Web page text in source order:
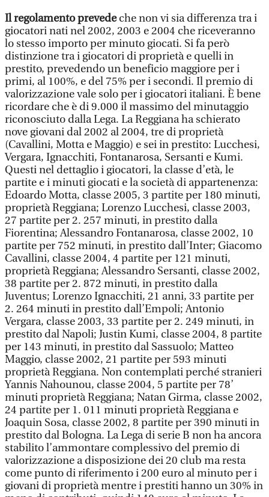
Il regolamento prevedeche non vi sia differenza tra i
giocatori nati nel 2002, 2003 e 2004 che riceveranno
lo stesso importo per minuto giocati. Si fa però
distinzione tra i giocatori di proprietà e quelli in
prestito, prevedendo un beneficio maggiore per i
primi, al 100%, e del 75% per i secondi. Il premio di
valorizzazione vale solo per i giocatori italiani. È bene
ricordare che è di 9.000 il massimo del minutaggio
riconosciuto dalla Lega. La Reggiana ha schierato
nove giovani dal 2002 al 2004, tre di proprietà
(Cavallini, Motta e Maggio) e sei in prestito: Lucchesi,
Vergara, Ignacchiti, Fontanarosa, Sersanti e Kumi.
Questi nel dettaglio i giocatori, la classe d’età, le
partite e i minuti giocati e la società di appartenenza:
Edoardo Motta, classe 2005, 3 partite per 180 minuti,
proprietà Reggiana; Lorenzo Lucchesi, classe 2003,
27 partite per 2. 257 minuti, in prestito dalla
Fiorentina; Alessandro Fontanarosa, classe 2002, 10
partite per 752 minuti, in prestito dall’Inter; Giacomo
Cavallini, classe 2004, 4 partite per 121 minuti,
proprietà Reggiana; Alessandro Sersanti, classe 2002,
38 partite per 2. 872 minuti, in prestito dalla
Juventus; Lorenzo Ignacchiti, 21 anni, 33 partite per
2. 264 minuti in prestito dall’Empoli; Antonio
Vergara, classe 2003, 33 partite per 2. 249 minuti, in
prestito dal Napoli; Justin Kumi, classe 2004, 8 partite
per 143 minuti, in prestito dal Sassuolo; Matteo
Maggio, classe 2002, 21 partite per 593 minuti
proprietà Reggiana. Non contemplati perché stranieri
Yannis Nahounou, classe 2004, 5 partite per 78’
minuti proprietà Reggiana; Natan Girma, classe 2002,
24 partite per 1. 011 minuti proprietà Reggiana e
Joaquin Sosa, classe 2002, 8 partite per 390 minuti in
prestito dal Bologna. La Lega di serie B non ha ancora
stabilito l’ammontare complessivo del premio di
valorizzazione a disposizione dei 20 club ma resta
come punto di riferimento i 200 euro al minuto per i
giovani di proprietà mentre i prestiti hanno un 30% in